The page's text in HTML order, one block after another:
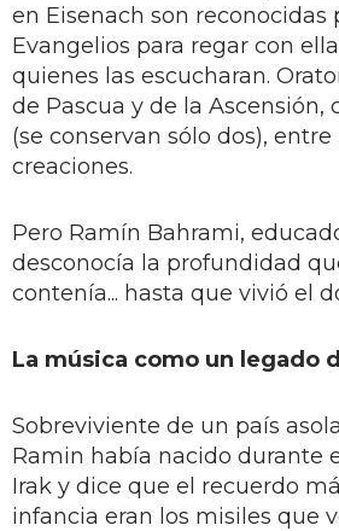
en Eisenach son reconocidas
Evangelios para regar con
quienes las escucharan.
de Pascua y de la Ascensión,
(se conservan sólo dos),
creaciones.
Pero Ramín Bahrami,
desconocía la profundidad
contenía... hasta que vivió el
La música como un legado
Sobreviviente de un país
Ramin había nacido durante
Irak y dice que el recuerdo
infancia eran los misiles que